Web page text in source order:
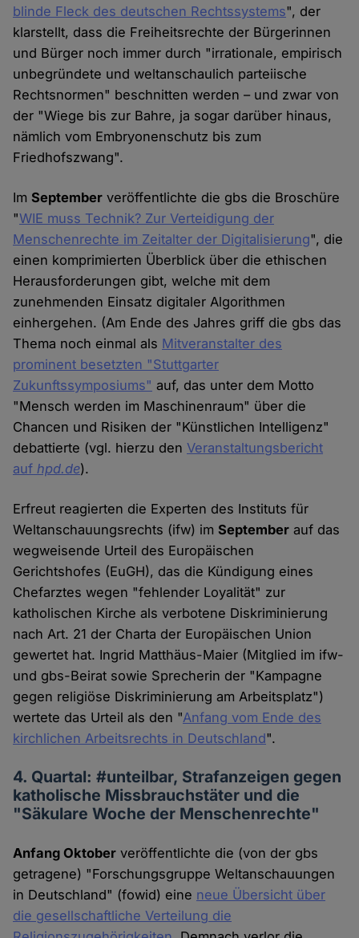
blinde Fleck des deutschen Rechtssystems", der
klarstellt, dass die Freiheitsrechte der Bürgerinnen
und Bürger noch immer durch "irrationale, empirisch
unbegründete und weltanschaulich parteiische
Rechtsnormen" beschnitten werden – und zwar von
der "Wiege bis zur Bahre, ja sogar darüber hinaus,
nämlich vom Embryonenschutz bis zum
Friedhofszwang".
ImSeptember veröffentlichte die gbs die Broschüre
"WIE muss Technik? Zur Verteidigung der
Menschenrechte im Zeitalter der Digitalisierung", die
einen komprimierten Überblick über die ethischen
Herausforderungen gibt, welche mit dem
zunehmenden Einsatz digitaler Algorithmen
einhergehen. (Am Ende des Jahres griff die gbs das
Thema noch einmal als Mitveranstalter des
prominent besetzten "Stuttgarter
Zukunftssymposiums" auf, das unter dem Motto
"Mensch werden im Maschinenraum" über die
Chancen und Risiken der "Künstlichen Intelligenz"
debattierte (vgl. hierzu denVeranstaltungsbericht
aufhpd.de).
Erfreut reagierten die Experten des Instituts für
Weltanschauungsrechts (ifw) imSeptember auf das
wegweisende Urteil des Europäischen
Gerichtshofes (EuGH), das die Kündigung eines
Chefarztes wegen "fehlender Loyalität" zur
katholischen Kirche als verbotene Diskriminierung
nach Art. 21 der Charta der Europäischen Union
gewertet hat. Ingrid Matthäus-Maier (Mitglied im ifw-
und gbs-Beirat sowie Sprecherin der "Kampagne
gegen religiöse Diskriminierung am Arbeitsplatz")
wertete das Urteil als den "Anfang vom Ende des
kirchlichen Arbeitsrechts in Deutschland".
4. Quartal: #unteilbar, Strafanzeigen gegen
katholische Missbrauchstäter und die
"Säkulare Woche der Menschenrechte"
Anfang Oktober veröffentlichte die (von der gbs
getragene) "Forschungsgruppe Weltanschauungen
in Deutschland" (fowid) eine neue Übersicht über
die gesellschaftliche Verteilung die